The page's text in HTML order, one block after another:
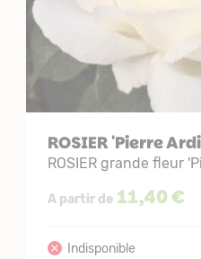
ROSIER 'Pierre
ROSIER grande fleur
A partir de 11,40 €